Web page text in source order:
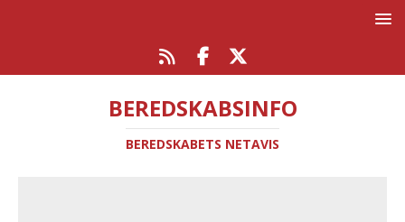
BEREDSKABSINFO
BEREDSKABETS NETAVIS